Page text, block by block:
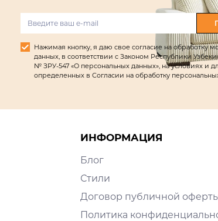
Нажимая кнопку, я даю свое согласие на обработку
данных, в соответствии с Законом Республики
№ ЗРУ-547 «О персональных данных», на условиях и
определенных в Согласии на обработку
ИНФОРМАЦИЯ
Блог
Стили
Договор публичной
Политика